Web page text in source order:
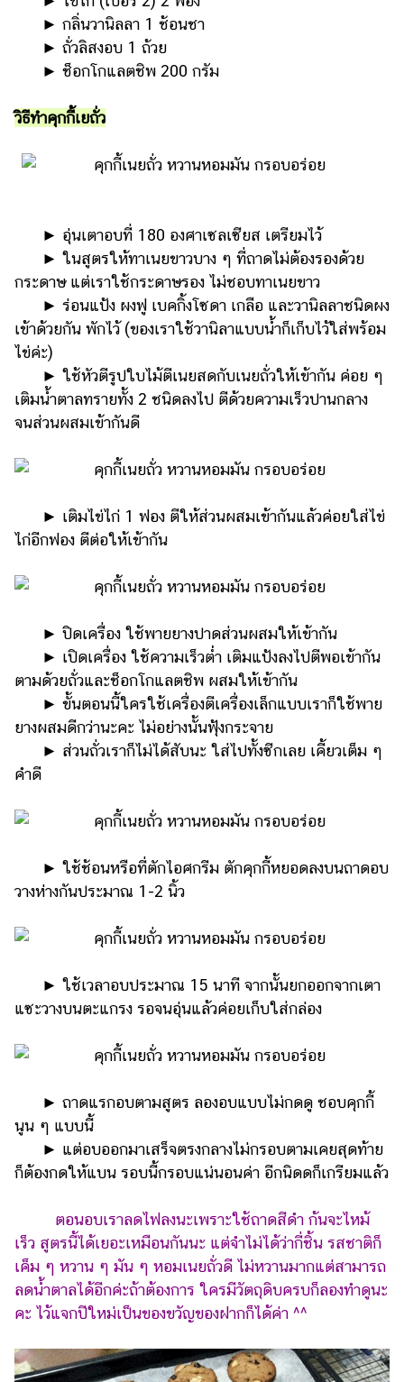
ราคา
น้ำมัน
ไร
และ
เด็ก
สัตว์
เลี้ยง
Infographic
บริการ
แอปฯ
ออนไลน์
เรียน
โฆษณา
แจ้ง
ปัญหา
ร่วม
งาน
กับ
เรา
►​ ​กลิ่นวานิลลา 1 ช้อนชา
►​ ​ถั่วลิสงอบ 1 ถ้วย
►​ ​ช็อกโกแลตชิพ 200 กรัม
วิธีทำคุกกี้เยถั่ว
►​ ​อุ่นเตาอบที่ 180 องศาเซลเซียส เตรียมไว้
►​ ​ในสูตรให้ทาเนยขาวบาง ๆ ที่ถาดไม่ต้องรองด้วย
กระดาษ แต่เราใช้กระดาษรอง ไม่ชอบทาเนยขาว
►​ ​ร่อนแป้ง ผงฟู เบคกิ้งโซดา เกลือ และวานิลลาชนิดผง
เข้าด้วยกัน พักไว้ (ของเราใช้วานิลาแบบน้ำก็เก็บไว้ใส่พร้อม
ไข่ค่ะ)
►​ ​ใช้หัวตีรูปใบไม้ตีเนยสดกับเนยถั่วให้เข้ากัน ค่อย ๆ
เติมน้ำตาลทรายทั้ง 2 ชนิดลงไป ตีด้วยความเร็วปานกลาง
จนส่วนผสมเข้ากันดี
►​ ​เติมไข่ไก่ 1 ฟอง ตีให้ส่วนผสมเข้ากันแล้วค่อยใส่ไข่
ไก่อีกฟอง ตีต่อให้เข้ากัน
►​ ​ปิดเครื่อง ใช้พายยางปาดส่วนผสมให้เข้ากัน
►​ ​เปิดเครื่อง ใช้ความเร็วต่ำ เติมแป้งลงไปตีพอเข้ากัน
ตามด้วยถั่วและช็อกโกแลตชิพ ผสมให้เข้ากัน
►​ ​ขั้นตอนนี้ใครใช้เครื่องตีเครื่องเล็กแบบเราก็ใช้พาย
ยางผสมดีกว่านะคะ ไม่อย่างนั้นฟุ้งกระจาย
►​ ​ส่วนถั่วเราก็ไม่ได้สับนะ ใส่ไปทั้งซีกเลย เคี้ยวเต็ม ๆ
คำดี
►​ ​ใช้ช้อนหรือที่ตักไอศกรีม ตักคุกกี้หยอดลงบนถาดอบ
วางห่างกันประมาณ 1-2 นิ้ว
►​ ​ใช้เวลาอบประมาณ 15 นาที จากนั้นยกออกจากเตา
แซะวางบนตะแกรง รอจนอุ่นแล้วค่อยเก็บใส่กล่อง
►​ ​ถาดแรกอบตามสูตร ลองอบแบบไม่กดดู ชอบคุกกี้
นูน ๆ แบบนี้
►​ ​แต่อบออกมาเสร็จตรงกลางไม่กรอบตามเคยสุดท้าย
ก็ต้องกดให้แบน รอบนี้กรอบแน่นอนค่า อีกนิดดก็เกรียมแล้ว
ตอนอบเราลดไฟลงนะเพราะใช้ถาดสีดำ ก้นจะไหม้
เร็ว สูตรนี้ได้เยอะเหมือนกันนะ แต่จำไม่ได้ว่ากี่ชิ้น รสชาติก็
เค็ม ๆ หวาน ๆ มัน ๆ หอมเนยถั่วดี ไม่หวานมากแต่สามารถ
ลดน้ำตาลได้อีกค่ะถ้าต้องการ ใครมีวัตถุดิบครบก็ลองทำดูนะ
คะ ไว้แจกปีใหม่เป็นของขวัญของฝากก็ได้ค่า ^^